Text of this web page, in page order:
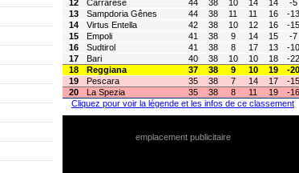
12
Carrarese 44 38 10 14 14
-5
13
Sampdoria Gênes 44 38 11 11 16
-13
14
Virtus Entella 42 38 10 12 16
-15
15
Empoli 41 38 9 14 15
-7
16
Sudtirol 41 38 8 17 13
-10
17
Bari 40 38 10 10 18
-22
18
Reggiana 37 38 9 10 19
-20
19
Pescara 35 38 7 14 17
-15
20
La Spezia 35 38 8 11 19
-16
Cliquez pour voir la légende et les infos de ce classement
emplacement publicitaire